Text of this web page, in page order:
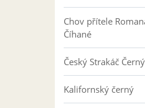
Chov přítele
Číhané
Český Strakáč Černý
Kalifornský černý